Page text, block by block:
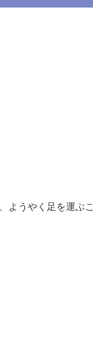
ようやく足を運ぶこ